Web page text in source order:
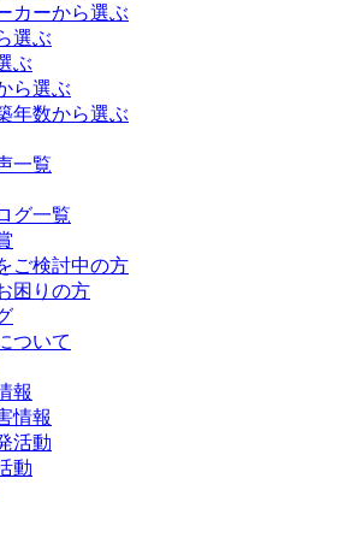
カーから選ぶ
選ぶ
ぶ
ら選ぶ
年数から選ぶ
一覧
グ一覧
ご検討中の方
困りの方
ついて
報
情報
活動
動